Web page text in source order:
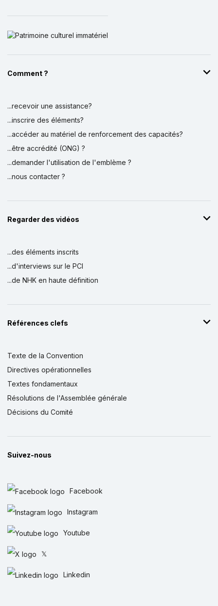
Comment ?
...recevoir une assistance?
...inscrire des éléments?
...accéder au matériel de renforcement des capacités?
...être accrédité (ONG) ?
...demander l'utilisation de l'emblème ?
...nous contacter ?
Regarder des vidéos
...des éléments inscrits
...d'interviews sur le PCI
...de NHK en haute définition
Références clefs
Texte de la Convention
Directives opérationnelles
Textes fondamentaux
Résolutions de l'Assemblée générale
Décisions du Comité
Suivez-nous
Facebook
Instagram
Youtube
𝕏
Linkedin